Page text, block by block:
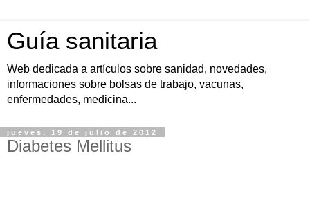
Guía sanitaria
Web dedicada a artículos sobre sanidad, novedades,
informaciones sobre bolsas de trabajo, vacunas,
enfermedades, medicina...
jueves, 19 de julio de 2012
Diabetes Mellitus